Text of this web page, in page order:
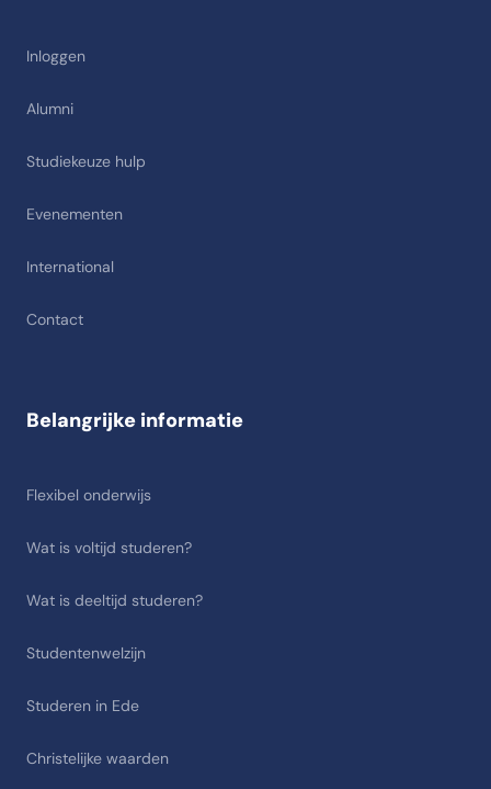
Inloggen
Alumni
Studiekeuze hulp
Evenementen
International
Contact
Belangrijke informatie
Flexibel onderwijs
Wat is voltijd studeren?
Wat is deeltijd studeren?
Studentenwelzijn
Studeren in Ede
Christelijke waarden